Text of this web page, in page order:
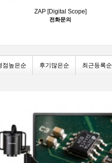
ZAP [Digital Scope]
전화문의
점높은순 후기많은순 최근등록순